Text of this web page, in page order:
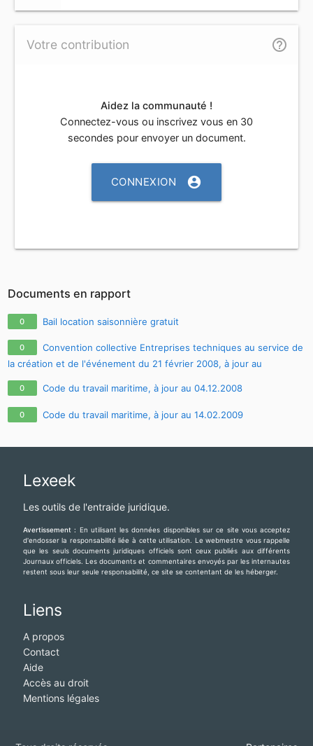
Votre contribution help_outline
Aidez la communauté !
Connectez-vous ou inscrivez vous en 30
secondes pour envoyer un document.
CONNEXION account_circle
Documents en rapport
0 Bail location saisonnière gratuit
0
Convention collective Entreprises techniques au service de
la création et de l'événement du 21 février 2008, à jour au
27.04.2009
0 Code du travail maritime, à jour au 04.12.2008
0 Code du travail maritime, à jour au 14.02.2009
Lexeek
Les outils de l'entraide juridique.
Avertissement : En utilisant les données disponibles sur ce site vous acceptez
d'endosser la responsabilité liée à cette utilisation. Le webmestre vous rappelle
que les seuls documents juridiques officiels sont ceux publiés aux différents
Journaux officiels. Les documents et commentaires envoyés par les internautes
restent sous leur seule responsabilité, ce site se contentant de les héberger.
Liens
A propos
Contact
Aide
Accès au droit
Mentions légales